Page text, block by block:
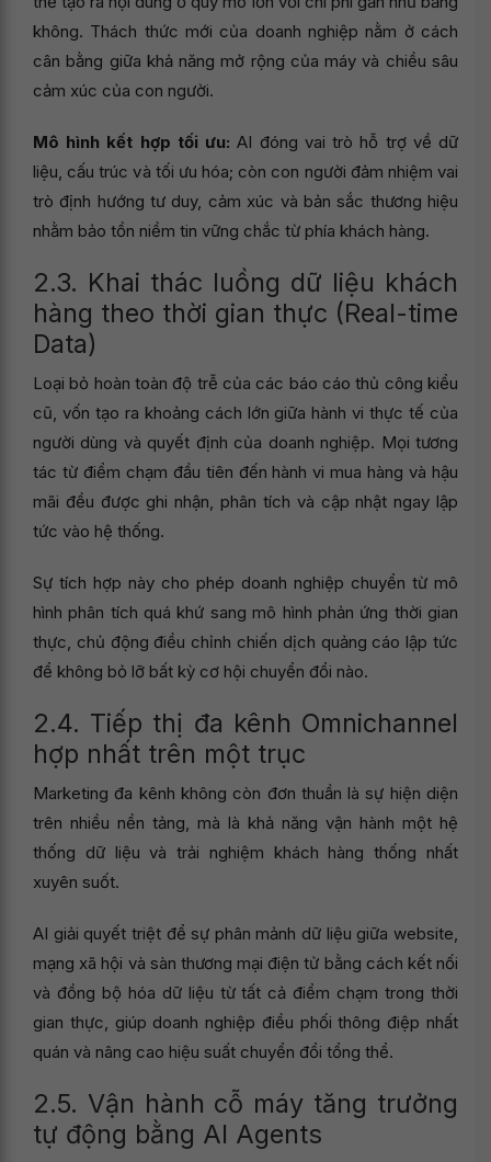
không. Thách thức mới của doanh nghiệp nằm ở cách
cân bằng giữa khả năng mở rộng của máy và chiều sâu
cảm xúc của con người.
Mô hình kết hợp tối ưu: AI đóng vai trò hỗ trợ về dữ
liệu, cấu trúc và tối ưu hóa; còn con người đảm nhiệm vai
trò định hướng tư duy, cảm xúc và bản sắc thương hiệu
nhằm bảo tồn niềm tin vững chắc từ phía khách hàng.
2.3. Khai thác luồng dữ liệu khách
hàng theo thời gian thực (Real-time
Data)
Loại bỏ hoàn toàn độ trễ của các báo cáo thủ công kiểu
cũ, vốn tạo ra khoảng cách lớn giữa hành vi thực tế của
người dùng và quyết định của doanh nghiệp. Mọi tương
tác từ điểm chạm đầu tiên đến hành vi mua hàng và hậu
mãi đều được ghi nhận, phân tích và cập nhật ngay lập
tức vào hệ thống.
Sự tích hợp này cho phép doanh nghiệp chuyển từ mô
hình phân tích quá khứ sang mô hình phản ứng thời gian
thực, chủ động điều chỉnh chiến dịch quảng cáo lập tức
để không bỏ lỡ bất kỳ cơ hội chuyển đổi nào.
2.4. Tiếp thị đa kênh Omnichannel
hợp nhất trên một trục
Marketing đa kênh không còn đơn thuần là sự hiện diện
trên nhiều nền tảng, mà là khả năng vận hành một hệ
thống dữ liệu và trải nghiệm khách hàng thống nhất
xuyên suốt.
AI giải quyết triệt để sự phân mảnh dữ liệu giữa website,
mạng xã hội và sàn thương mại điện tử bằng cách kết nối
và đồng bộ hóa dữ liệu từ tất cả điểm chạm trong thời
gian thực, giúp doanh nghiệp điều phối thông điệp nhất
quán và nâng cao hiệu suất chuyển đổi tổng thể.
2.5. Vận hành cỗ máy tăng trưởng
tự động bằng AI Agents